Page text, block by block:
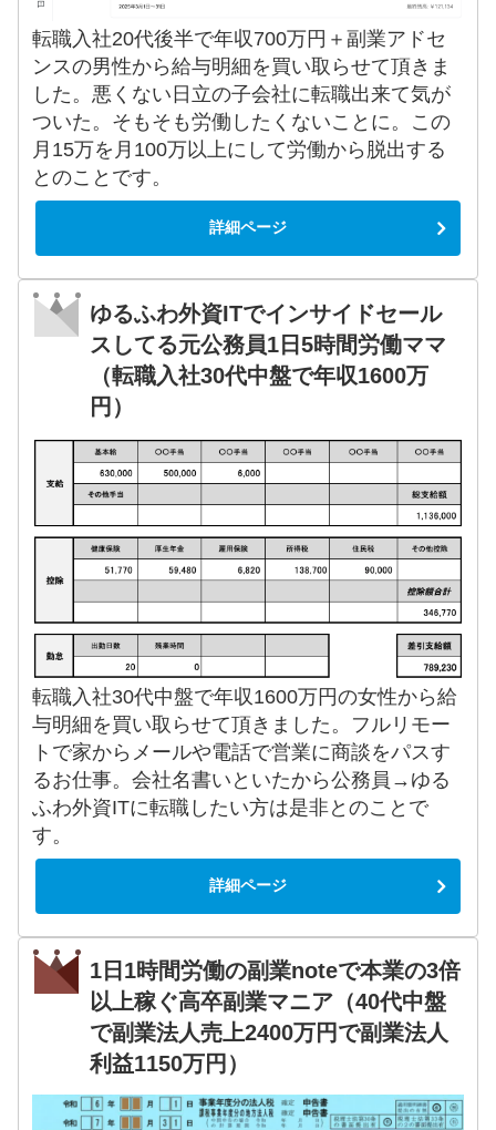
転職入社20代後半で年収700万円＋副業アドセ
ンスの男性から給与明細を買い取らせて頂きま
した。悪くない日立の子会社に転職出来て気が
ついた。そもそも労働したくないことに。この
月15万を月100万以上にして労働から脱出する
とのことです。
詳細ページ
ゆるふわ外資ITでインサイドセール
スしてる元公務員1日5時間労働ママ
（転職入社30代中盤で年収1600万
円）
転職入社30代中盤で年収1600万円の女性から給
与明細を買い取らせて頂きました。フルリモー
トで家からメールや電話で営業に商談をパスす
るお仕事。会社名書いといたから公務員→ゆる
ふわ外資ITに転職したい方は是非とのことで
す。
詳細ページ
1日1時間労働の副業noteで本業の3倍
以上稼ぐ高卒副業マニア（40代中盤
で副業法人売上2400万円で副業法人
利益1150万円）